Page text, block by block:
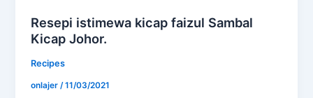
Resepi istimewa kicap faizul Sambal
Kicap Johor.
Recipes
onlajer /11/03/2021